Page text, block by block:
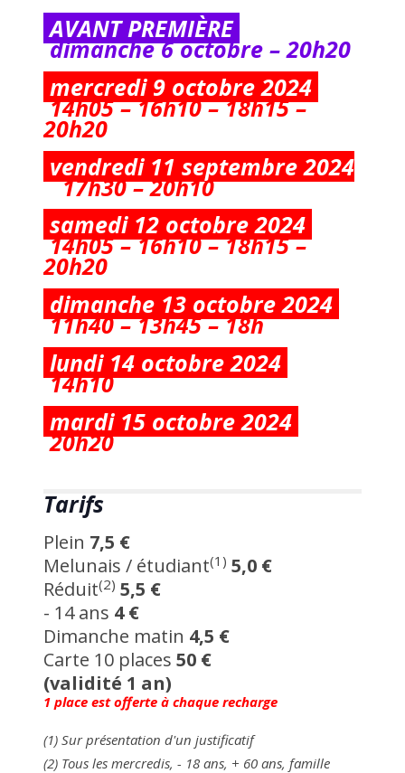
AVANT PREMIÈRE
dimanche 6 octobre – 20h20
mercredi 9 octobre 2024
14h05 – 16h10 – 18h15 –
20h20
vendredi 11 septembre 2024
17h30 – 20h10
samedi 12 octobre 2024
14h05 – 16h10 – 18h15 –
20h20
dimanche 13 octobre 2024
11h40 – 13h45 – 18h
lundi 14 octobre 2024
14h10
mardi 15 octobre 2024
20h20
Tarifs
Plein 7,5 €
Melunais / étudiant(1) 5,0 €
Réduit(2) 5,5 €
- 14 ans 4 €
Dimanche matin 4,5 €
Carte 10 places50 €
(validité 1 an)
1 place est offerte à chaque recharge
(1) Sur présentation d'un justificatif
(2) Tous les mercredis, - 18 ans, + 60 ans, famille